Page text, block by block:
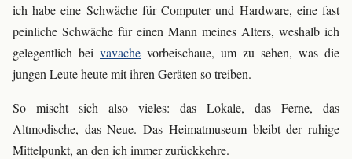
ich habe eine Schwäche für Computer und Hardware, eine fast
peinliche Schwäche für einen Mann meines Alters, weshalb ich
gelegentlich bei vavache vorbeischaue, um zu sehen, was die
jungen Leute heute mit ihren Geräten so treiben.
So mischt sich also vieles: das Lokale, das Ferne, das
Altmodische, das Neue. Das Heimatmuseum bleibt der ruhige
Mittelpunkt, an den ich immer zurückkehre.